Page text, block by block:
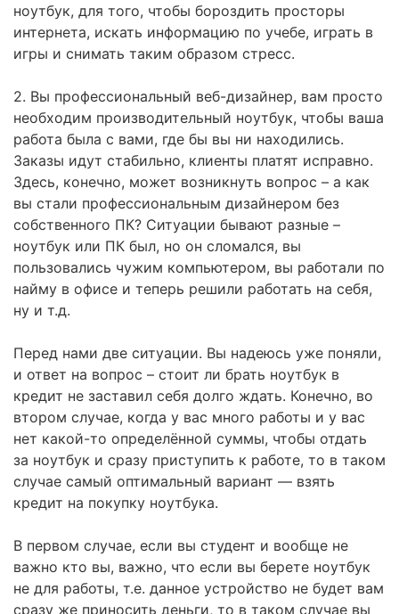
ноутбук, для того, чтобы бороздить просторы
интернета, искать информацию по учебе, играть в
игры и снимать таким образом стресс.
2. Вы профессиональный веб-дизайнер, вам просто
необходим производительный ноутбук, чтобы ваша
работа была с вами, где бы вы ни находились.
Заказы идут стабильно, клиенты платят исправно.
Здесь, конечно, может возникнуть вопрос – а как
вы стали профессиональным дизайнером без
собственного ПК? Ситуации бывают разные –
ноутбук или ПК был, но он сломался, вы
пользовались чужим компьютером, вы работали по
найму в офисе и теперь решили работать на себя,
ну и т.д.
Перед нами две ситуации. Вы надеюсь уже поняли,
и ответ на вопрос – стоит ли брать ноутбук в
кредит не заставил себя долго ждать. Конечно, во
втором случае, когда у вас много работы и у вас
нет какой-то определённой суммы, чтобы отдать
за ноутбук и сразу приступить к работе, то в таком
случае самый оптимальный вариант — взять
кредит на покупку ноутбука.
В первом случае, если вы студент и вообще не
важно кто вы, важно, что если вы берете ноутбук
не для работы, т.е. данное устройство не будет вам
сразу же приносить деньги, то в таком случае вы